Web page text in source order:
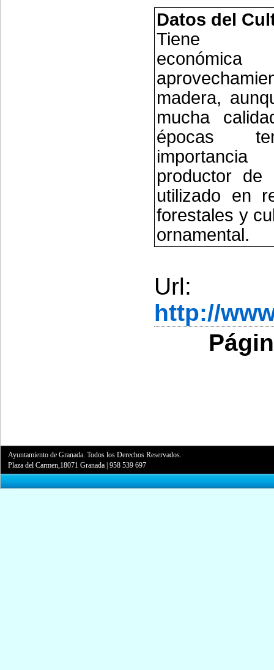
Datos del
Tiene
madera,
mucha
épocas
productor de
utilizado en
forestales y
ornamental.
Url:
http://
Ayuntamiento de Granada. Todos los Derechos Reservados.
Plaza del Carmen,18071 Granada |958 539 697